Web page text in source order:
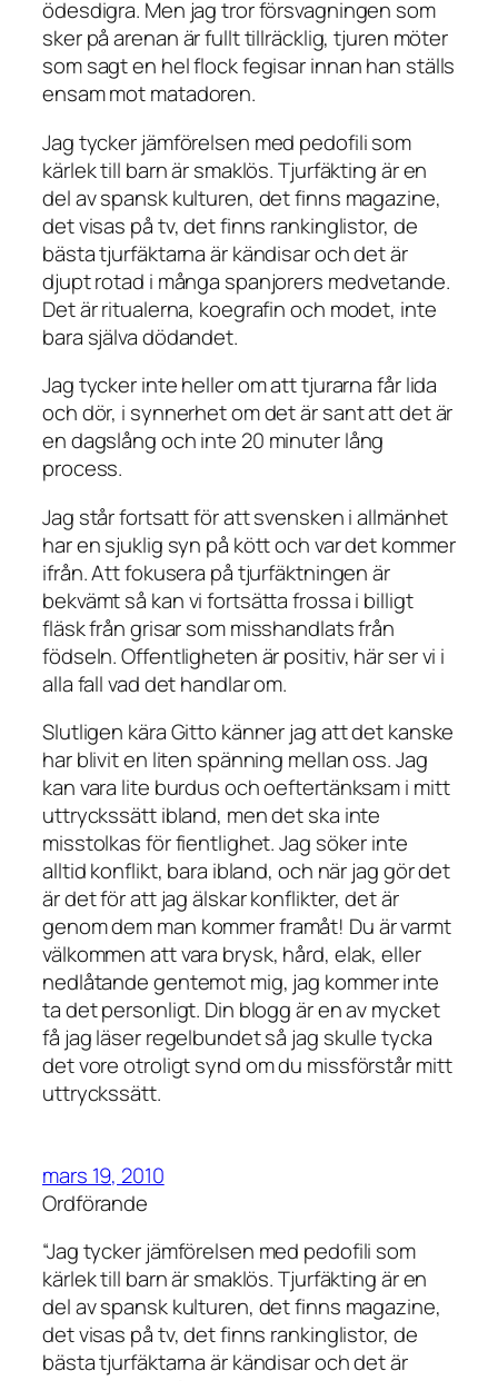
ödesdigra. Men jag tror försvagningen som
sker på arenan är fullt tillräcklig, tjuren möter
som sagt en hel flock fegisar innan han ställs
ensam mot matadoren.
Jag tycker jämförelsen med pedofili som
kärlek till barn är smaklös. Tjurfäkting är en
del av spansk kulturen, det finns magazine,
det visas på tv, det finns rankinglistor, de
bästa tjurfäktarna är kändisar och det är
djupt rotad i många spanjorers medvetande.
Det är ritualerna, koegrafin och modet, inte
bara själva dödandet.
Jag tycker inte heller om att tjurarna får lida
och dör, i synnerhet om det är sant att det är
en dagslång och inte 20 minuter lång
process.
Jag står fortsatt för att svensken i allmänhet
har en sjuklig syn på kött och var det kommer
ifrån. Att fokusera på tjurfäktningen är
bekvämt så kan vi fortsätta frossa i billigt
fläsk från grisar som misshandlats från
födseln. Offentligheten är positiv, här ser vi i
alla fall vad det handlar om.
Slutligen kära Gitto känner jag att det kanske
har blivit en liten spänning mellan oss. Jag
kan vara lite burdus och oeftertänksam i mitt
uttryckssätt ibland, men det ska inte
misstolkas för fientlighet. Jag söker inte
alltid konflikt, bara ibland, och när jag gör det
är det för att jag älskar konflikter, det är
genom dem man kommer framåt! Du är varmt
välkommen att vara brysk, hård, elak, eller
nedlåtande gentemot mig, jag kommer inte
ta det personligt. Din blogg är en av mycket
få jag läser regelbundet så jag skulle tycka
det vore otroligt synd om du missförstår mitt
uttryckssätt.
mars 19, 2010
Ordförande
“Jag tycker jämförelsen med pedofili som
kärlek till barn är smaklös. Tjurfäkting är en
del av spansk kulturen, det finns magazine,
det visas på tv, det finns rankinglistor, de
bästa tjurfäktarna är kändisar och det är